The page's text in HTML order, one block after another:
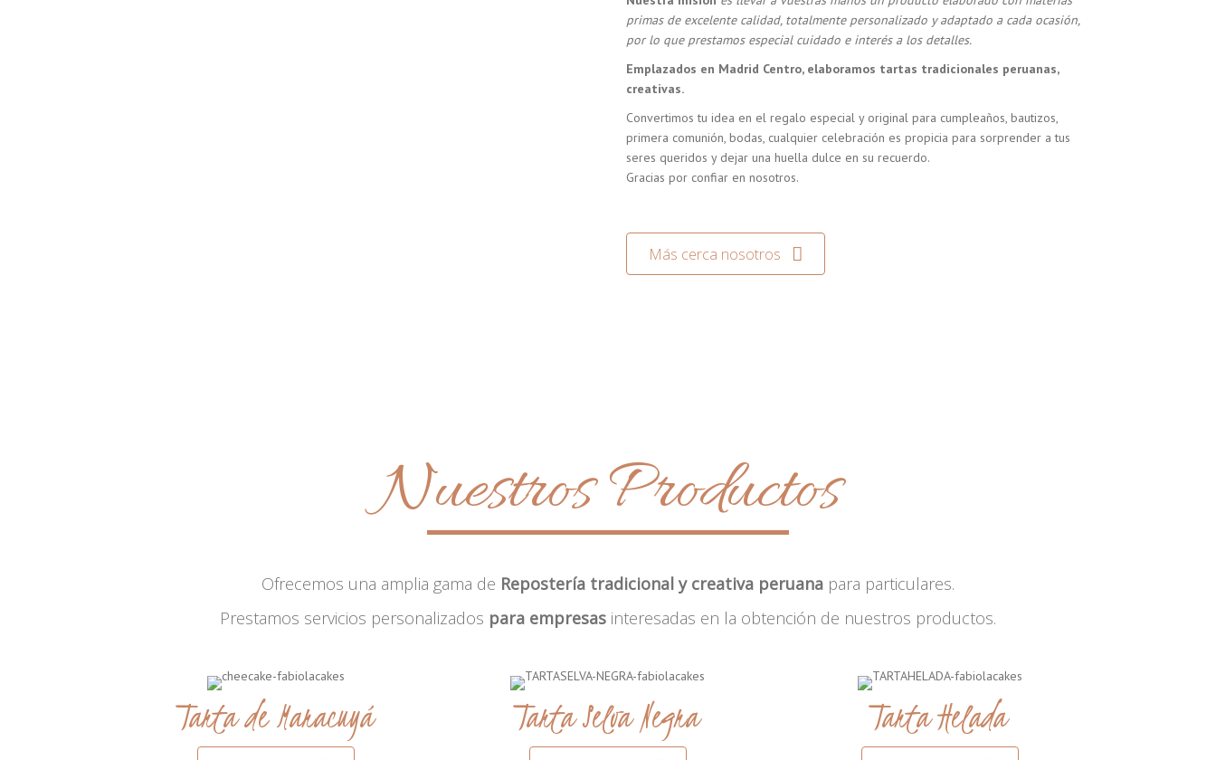
primas de excelente calidad, totalmente personalizado y adaptado a cada ocasión,
por lo que prestamos especial cuidado e interés a los detalles.
Emplazados en Madrid Centro, elaboramos tartas tradicionales peruanas,
creativas.
Convertimos tu idea en el regalo especial y original para cumpleaños, bautizos,
primera comunión, bodas, cualquier celebración es propicia para sorprender a tus
seres queridos y dejar una huella dulce en su recuerdo.
Gracias por confiar en nosotros.
Más cerca nosotros
Nuestros Productos
Ofrecemos una amplia gama de Repostería tradicional y creativa peruana para particulares.
Prestamos servicios personalizados para empresas interesadas en la obtención de nuestros productos.
Tarta de Maracuyá Tarta Selva Negra Tarta Helada